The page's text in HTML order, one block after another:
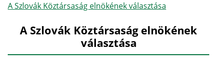
A Szlovák Köztársaság elnökének választása
A Szlovák Köztársaság elnökének
választása